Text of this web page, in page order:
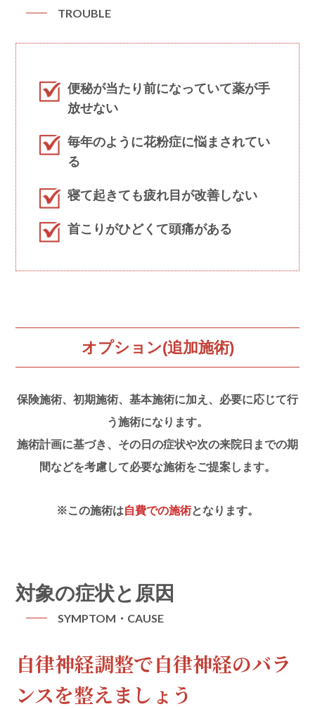
TROUBLE
便秘が当たり前になっていて薬が手
放せない
毎年のように花粉症に悩まされてい
る
寝て起きても疲れ目が改善しない
首こりがひどくて頭痛がある
オプション(追加施術)
保険施術、初期施術、基本施術に加え、必要に応じて行
う施術になります。
施術計画に基づき、その日の症状や次の来院日までの期
間などを考慮して必要な施術をご提案します。
※この施術は自費での施術となります。
対象の症状と原因
SYMPTOM・CAUSE
自律神経調整で自律神経のバラ
ンスを整えましょう